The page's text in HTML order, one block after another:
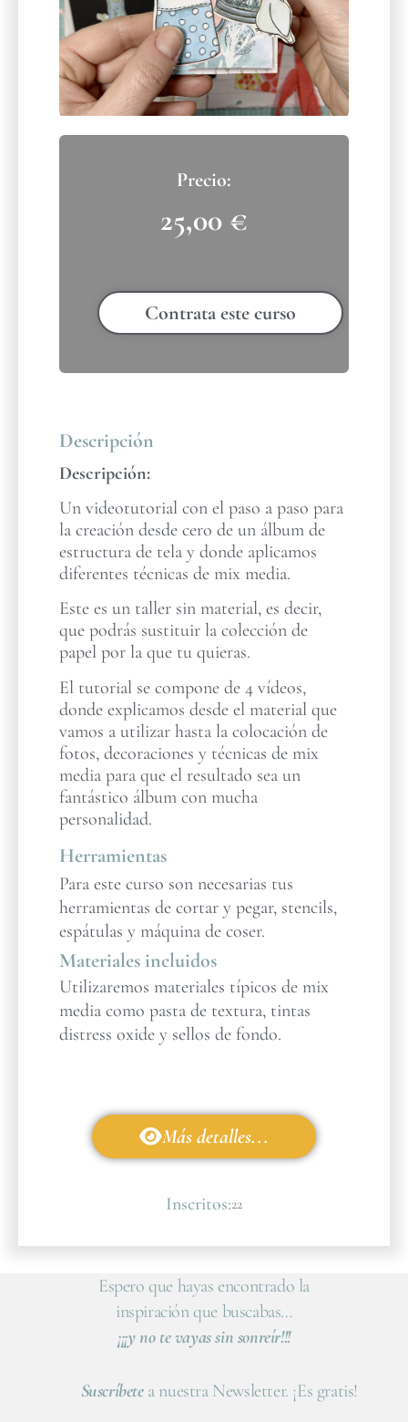
25,00 €
Contrata este curso
Descripción
Descripción:
Un videotutorial con el paso a paso para
la creación desde cero de un álbum de
estructura de tela y donde aplicamos
diferentes técnicas de mix media.
Este es un taller sin material, es decir,
que podrás sustituir la colección de
papel por la que tu quieras.
El tutorial se compone de 4 vídeos,
donde explicamos desde el material que
vamos a utilizar hasta la colocación de
fotos, decoraciones y técnicas de mix
media para que el resultado sea un
fantástico álbum con mucha
personalidad.
Herramientas
Para este curso son necesarias tus
herramientas de cortar y pegar, stencils,
espátulas y máquina de coser.
Materiales incluidos
Utilizaremos materiales típicos de mix
media como pasta de textura, tintas
distress oxide y sellos de fondo.
Más detalles...
Inscritos:22
Espero que hayas encontrado la
inspiración que buscabas…
¡¡¡y no te vayas sin sonreír!!!
Suscríbetea nuestra Newsletter. ¡Es gratis!